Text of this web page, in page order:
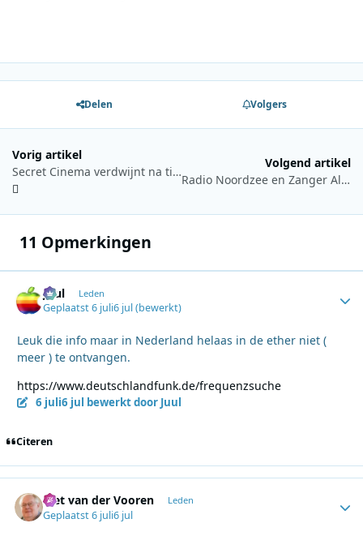
Delen Volgers
Vorig artikel
Secret Cinema verdwijnt na tien jaar uit nachtprogrammering van SLAM!
Volgend artikel
Radio Noordzee en Zanger Alex maken muzikaal eerbetoon aan de Vierdaagse
11 Opmerkingen
Juul Leden
Geplaatst6 juli6 jul(bewerkt)
Leuk die info maar in Nederland helaas in de ether niet (
meer ) te ontvangen.
https://www.deutschlandfunk.de/frequenzsuche
6 juli6 jul bewerkt door Juul
Citeren
Piet van der Vooren Leden
Geplaatst6 juli6 jul